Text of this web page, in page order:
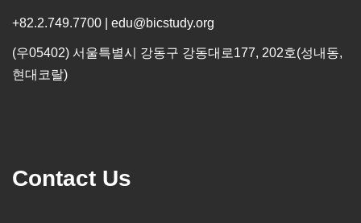
+82.2.749.7700 | edu@bicstudy.org
(우05402) 서울특별시 강동구 강동대로177, 202호(성내동,
현대코랄)
Contact Us